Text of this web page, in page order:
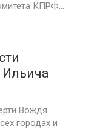
КПРФ....
Ильича
Вождя
городах и